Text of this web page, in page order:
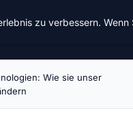
Wie sie unser
zu verbessern.